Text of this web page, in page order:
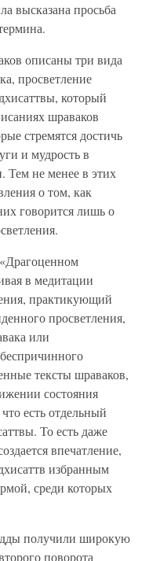
высказана просьба
описаны три вида
просветление
который
шраваков
стремятся достичь
и мудрость в
Тем не менее в этих
о том, как
говорится лишь о
в медитации
практикующий
просветления,
или
тексты шраваков,
состояния
есть отдельный
То есть даже
впечатление,
избранным
среди которых
получили широкую
поворота